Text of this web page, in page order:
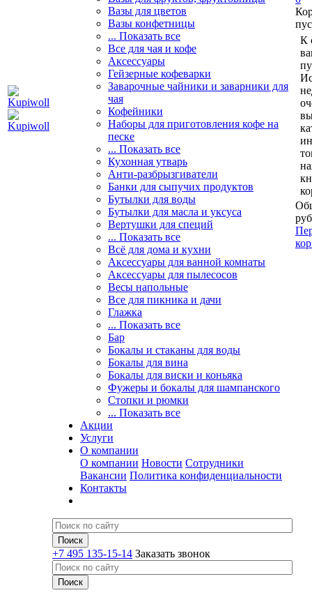
Вазы для цветов
Вазы конфетницы
... Показать все
Все для чая и кофе
Аксессуары
Гейзерные кофеварки
Заварочные чайники и заварники для
чая
Кофейники
Наборы для приготовления кофе на
песке
... Показать все
Кухонная утварь
Анти-разбрызгиватели
Банки для сыпучих продуктов
Бутылки для воды
Бутылки для масла и уксуса
Вертушки для специй
... Показать все
Всё для дома и кухни
Аксессуары для ванной комнаты
Аксессуары для пылесосов
Весы напольные
Все для пикника и дачи
Глажка
... Показать все
Бар
Бокалы и стаканы для воды
Бокалы для вина
Бокалы для виски и коньяка
Фужеры и бокалы для шампанского
Стопки и рюмки
... Показать все
Акции
Услуги
О компании
О компании Новости Сотрудники
Вакансии Политика конфиденциальности
Контакты
+7 495 135-15-14 Заказать звонок
К